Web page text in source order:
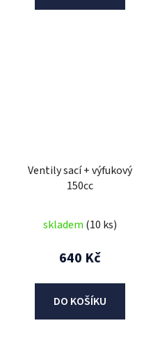
Ventily sací + výfukový
150cc
skladem (10 ks)
640 Kč
DO KOŠÍKU